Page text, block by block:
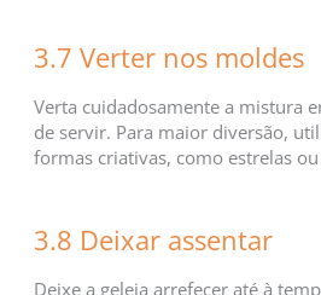
3.7 Verter nos moldes
Verta cuidadosamente a mistura
de servir. Para maior diversão,
formas criativas, como estrelas ou
3.8 Deixar assentar
Deixe a geleia arrefecer até à